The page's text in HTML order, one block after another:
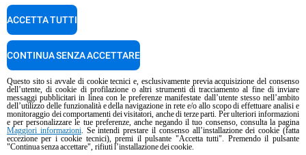
Detergenti per lavaggio automatico
Detergenti per lavaggio manuale
Trattamento acqua con filtro a resine
Trattamento acqua ad osmosi inversa
Le nostre sedi nel mondo
SUPPORTO
Garanzia Unox
Trova Rivenditori
Trova Centri Service
Copyright 2026 UNOX S.p.A. Tutti i diritti riservati. Reg. Imp. Padova n°
04230750285 - R.E.A. Padova 372835 - Cap. Soc. 5.000.000 € i.v - P.IVA /
C.F. 04230750285 - IT WEEE Reg. No. IT08020000000377
Informativa sui contenuti IA Privacy policy Cookie policy
Questo sito si avvale di cookie tecnici e, esclusivamente previa acquisizione del consenso
dell’utente, di cookie di profilazione o altri strumenti di tracciamento al fine di inviare
messaggi pubblicitari in linea con le preferenze manifestate dall’utente stesso nell’ambito
dell’utilizzo delle funzionalità e della navigazione in rete e/o allo scopo di effettuare analisi e
monitoraggio dei comportamenti dei visitatori, anche di terze parti. Per ulteriori informazioni
e per personalizzare le tue preferenze, anche negando il tuo consenso, consulta la pagina
Maggiori informazioni. Se intendi prestare il consenso all’installazione dei cookie (fatta
eccezione per i cookie tecnici), premi il pulsante "Accetta tutti". Premendo il pulsante
"Continua senza accettare", rifiuti l’installazione dei cookie.
ACCETTA TUTTI
CONTINUA SENZA ACCETTARE